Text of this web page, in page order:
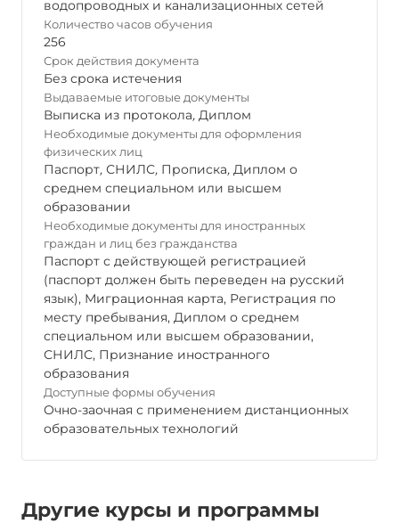
водопроводных и канализационных сетей
Количество часов обучения
256
Срок действия документа
Без срока истечения
Выдаваемые итоговые документы
Выписка из протокола, Диплом
Необходимые документы для оформления
физических лиц
Паспорт, СНИЛС, Прописка, Диплом о
среднем специальном или высшем
образовании
Необходимые документы для иностранных
граждан и лиц без гражданства
Паспорт с действующей регистрацией
(паспорт должен быть переведен на русский
язык), Миграционная карта, Регистрация по
месту пребывания, Диплом о среднем
специальном или высшем образовании,
СНИЛС, Признание иностранного
образования
Доступные формы обучения
Очно-заочная с применением дистанционных
образовательных технологий
Другие курсы и программы